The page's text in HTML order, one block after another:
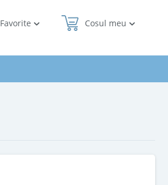
Cosul meu
Favorite